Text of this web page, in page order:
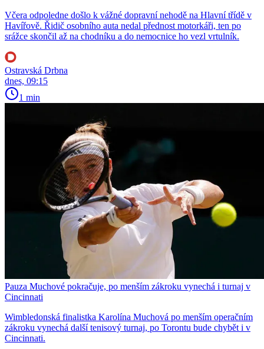
Včera odpoledne došlo k vážné dopravní nehodě na Hlavní třídě v
Havířově. Řidič osobního auta nedal přednost motorkáři, ten po
srážce skončil až na chodníku a do nemocnice ho vezl vrtulník.
Ostravská Drbna
dnes, 09:15
1 min
Pauza Muchové pokračuje, po menším zákroku vynechá i turnaj v
Cincinnati
Wimbledonská finalistka Karolína Muchová po menším operačním
zákroku vynechá další tenisový turnaj, po Torontu bude chybět i v
Cincinnati.